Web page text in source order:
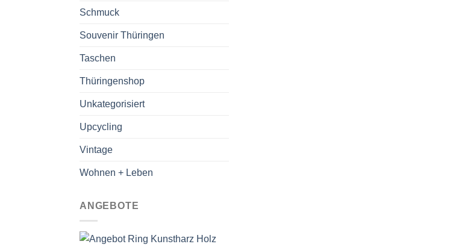
Schmuck
Souvenir Thüringen
Taschen
Thüringenshop
Unkategorisiert
Upcycling
Vintage
Wohnen + Leben
ANGEBOTE